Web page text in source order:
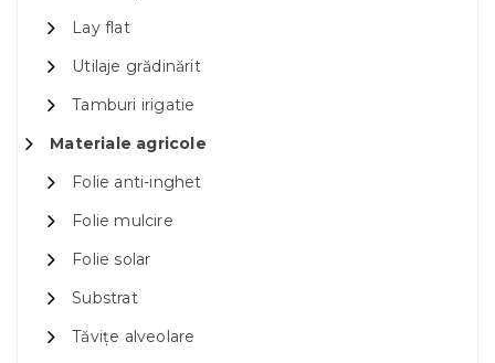
Lay flat
Utilaje grădinărit
Tamburi irigatie
Materiale agricole
Folie anti-inghet
Folie mulcire
Folie solar
Substrat
Tăvițe alveolare